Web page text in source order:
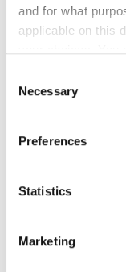
and for what
applicable on this
the Privacy trigger
Collect
Identify your
Find out more
and set your
Selection
Necessary
Preferences
Statistics
Marketing
Kommentar
Bitte geben Sie